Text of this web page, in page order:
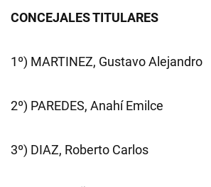
CONCEJALES TITULARES
1º) MARTINEZ, Gustavo Alejandro
2º) PAREDES, Anahí Emilce
3º) DIAZ, Roberto Carlos